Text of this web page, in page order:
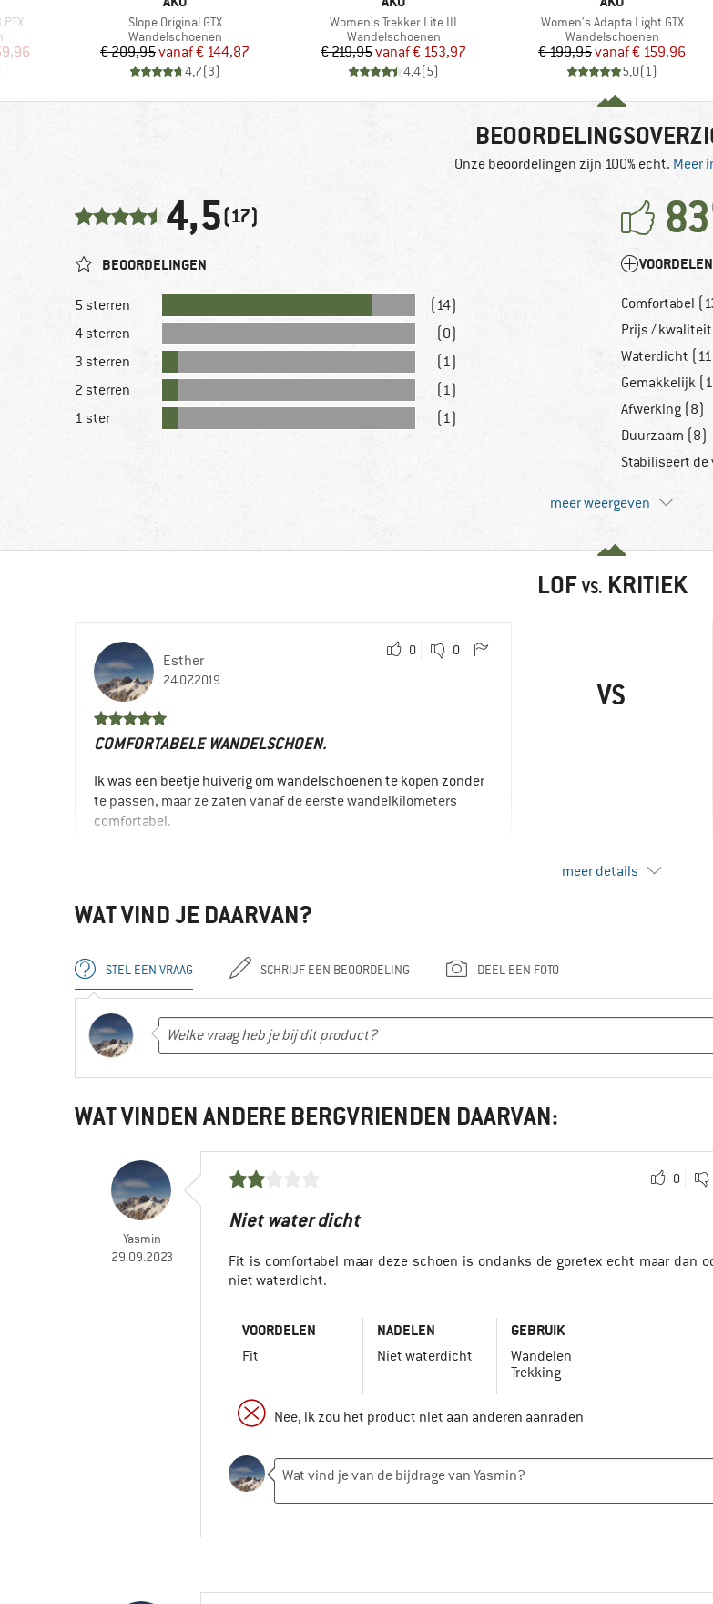
prijs
Artikel
Slope Original GTX
Productgroep
Wandelschoenen
Prijs
€ 209,95 Verlaagde prijs
vanaf€ 144,87
4,7(3)
Artikel
Women's Trekker Lite III
Productgroep
Wandelschoenen
Prijs
€ 219,95 Verlaagde prijs
vanaf€ 153,97
4,4(5)
Artikel
Women's Adapta Light GTX
Productgroep
Wandelschoenen
Prijs
€ 199,95 Verlaagde prijs
vanaf€ 159,96
5,0(1)
Onze beoordelingen zijn 100% echt. Meer
4,5(17)
BEOORDELINGEN
5 sterren
(14)
4 sterren
(0)
3 sterren
(1)
2 sterren
(1)
1 ster
(1)
VOORDELEN
Comfortabel
Prijs /
Waterdicht
Gemakkelijk
Afwerking (8)
Duurzaam (8)
Stabiliseert
meer weergeven
LOF VS. KRITIEK
Esther
24.07.2019
0 0
COMFORTABELE WANDELSCHOEN.
Ik was een beetje huiverig om wandelschoenen te kopen zonder
te passen, maar ze zaten vanaf de eerste wandelkilometers
comfortabel.
Stabiliseert de voet
Comfortabel
Ja, ik zou het product aan een vriend aanraden
VS
meer details
WAT VIND JE DAARVAN?
STEL EEN VRAAG SCHRIJF EEN BEOORDELING DEEL EEN FOTO
WAT VINDEN ANDERE BERGVRIENDEN DAARVAN:
Yasmin
29.09.2023
0
Niet water dicht
Fit is comfortabel maar deze schoen is ondanks de goretex echt maar dan
niet waterdicht.
VOORDELEN
Fit
NADELEN
Niet waterdicht
GEBRUIK
Wandelen
Trekking
Nee, ik zou het product niet aan anderen aanraden